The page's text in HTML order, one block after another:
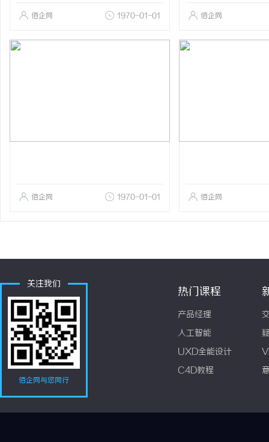
佰企网 1970-01-01 佰企网
佰企网 1970-01-01 佰企网
关注我们
佰企网与您同行
热门课程
产品经理
人工智能
UXD全能设计
C4D教程